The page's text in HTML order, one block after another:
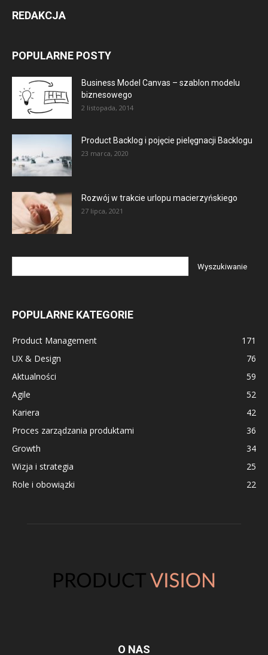
REDAKCJA
POPULARNE POSTY
Business Model Canvas – szablon modelu
biznesowego
2 listopada, 2014
Product Backlog i pojęcie pielęgnacji Backlogu
23 marca, 2020
Rozwój w trakcie urlopu macierzyńskiego
27 lipca, 2021
POPULARNE KATEGORIE
Product Management
171
UX & Design
76
Aktualności
59
Agile
52
Kariera
42
Proces zarządzania produktami
36
Growth
34
Wizja i strategia
25
Role i obowiązki
22
O NAS